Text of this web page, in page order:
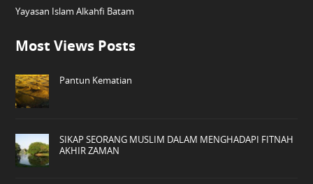
Yayasan Islam Alkahfi Batam
Most Views Posts
Pantun Kematian
SIKAP SEORANG MUSLIM DALAM MENGHADAPI FITNAH
AKHIR ZAMAN